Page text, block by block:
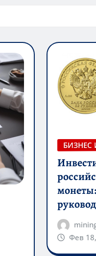
БИЗНЕС
Фев